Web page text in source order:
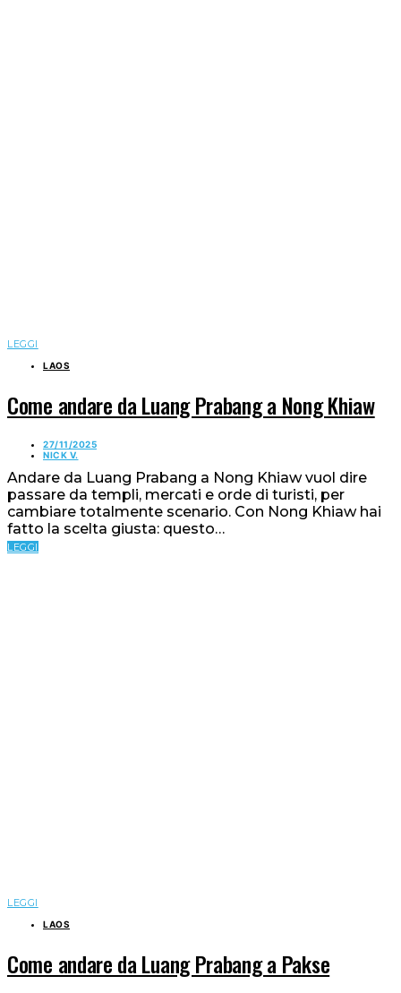
LEGGI
LAOS
Come andare da Luang Prabang a Nong Khiaw
27/11/2025
NICK V.
Andare da Luang Prabang a Nong Khiaw vuol dire
passare da templi, mercati e orde di turisti, per
cambiare totalmente scenario. Con Nong Khiaw hai
fatto la scelta giusta: questo…
LEGGI
LEGGI
LAOS
Come andare da Luang Prabang a Pakse